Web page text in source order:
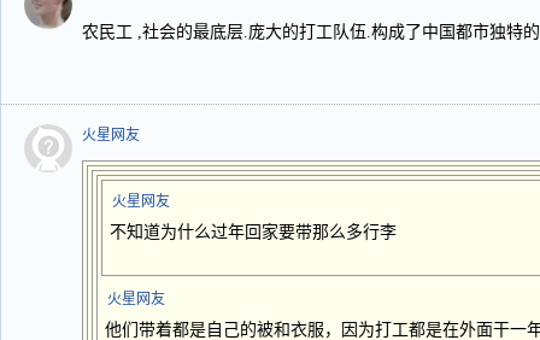
农民工 ,社会的最底层.庞大的打工队伍.构成了中国都市独特
火星网友
火星网友
不知道为什么过年回家要带那么多行李
火星网友
他们带着都是自己的被和衣服，因为打工都是在外面干一